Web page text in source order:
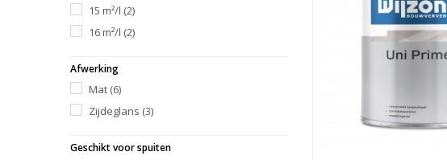
15 m²/l (2)
16 m²/l (2)
Afwerking
Mat (6)
Zijdeglans (3)
Geschikt voor spuiten